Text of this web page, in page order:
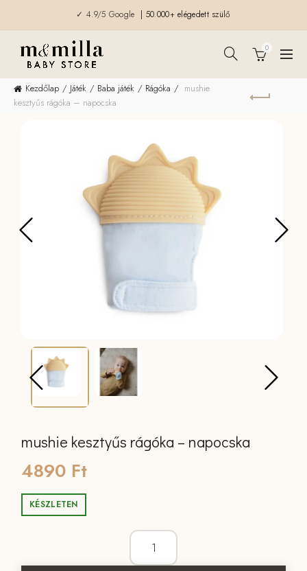
✓ 4.9/5 Google | 50.000+ elégedett szülő
0
Kezdőlap Játék Baba játék Rágóka
mushie
kesztyűs rágóka – napocska
mushie kesztyűs rágóka – napocska
4890 Ft
KÉSZLETEN
mushie kesztyűs rágóka - napocska